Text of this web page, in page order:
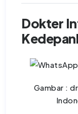
Dokter
Gambar :